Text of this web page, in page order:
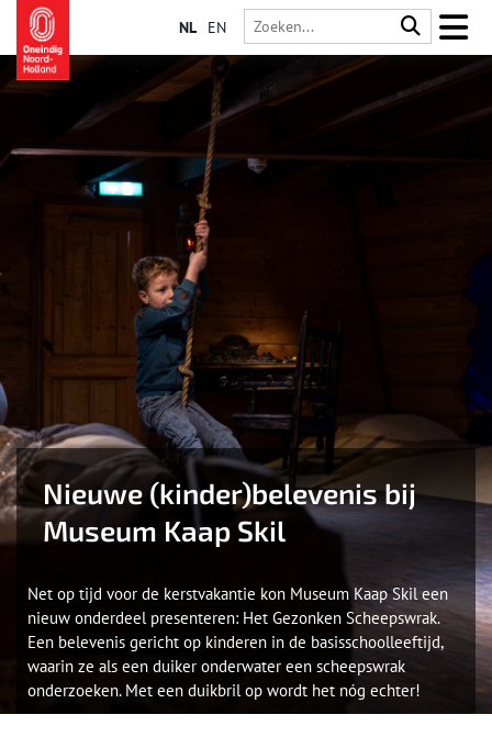
NL EN
Nieuwe (kinder)belevenis bij
Museum Kaap Skil
Net op tijd voor de kerstvakantie kon Museum Kaap Skil een
nieuw onderdeel presenteren: Het Gezonken Scheepswrak.
Een belevenis gericht op kinderen in de basisschoolleeftijd,
waarin ze als een duiker onderwater een scheepswrak
onderzoeken. Met een duikbril op wordt het nóg echter!